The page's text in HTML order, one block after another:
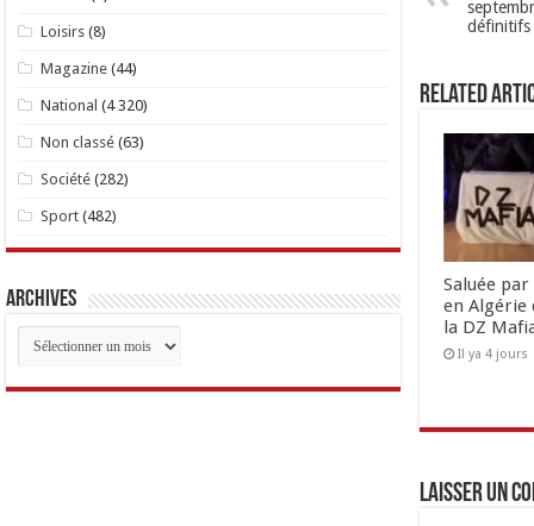
définitifs
Related
Saluée
en Algérie
la DZ
Il ya 4 jours
Laisser un
Loisirs (8)
Magazine (44)
National (4 320)
Non classé (63)
Société (282)
Sport (482)
Archives
Archives